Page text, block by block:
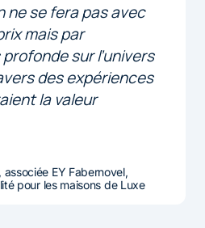
ne se fera pas avec
mais par
sur l’univers
des expériences
la valeur
EY Fabernovel,
pour les maisons de Luxe